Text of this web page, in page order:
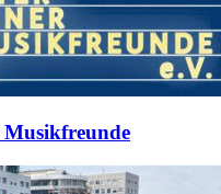
Musikfreunde